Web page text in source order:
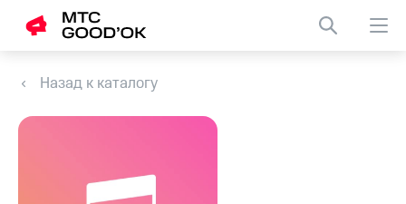
Назад к каталогу